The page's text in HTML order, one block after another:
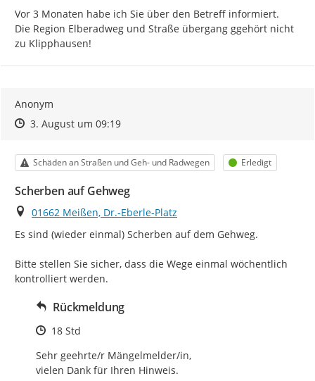
Vor 3 Monaten habe ich Sie über den Betreff informiert.
Die Region Elberadweg und Straße übergang ggehört nicht
zu Klipphausen!
Anonym
Zeitpunkt des Erstellens
Zeitpunkt des Erstellens
3. August um 09:19Zur Äußerung
Kategorie
Schäden an Straßen und Geh- und Radwegen Status
Erledigt
Scherben auf Gehweg
Ort
01662 Meißen, Dr.-Eberle-Platz
Es sind (wieder einmal) Scherben auf dem Gehweg.
Bitte stellen Sie sicher, dass die Wege einmal wöchentlich
kontrolliert werden.
Rückmeldung
Zeitpunkt des Erstellens
18 Std
Sehr geehrte/r Mängelmelder/in,
vielen Dank für Ihren Hinweis.